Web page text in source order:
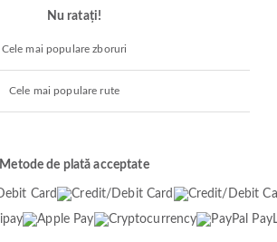
Nu ratați!
Cele mai populare zboruri
Cele mai populare rute
Metode de plată acceptate